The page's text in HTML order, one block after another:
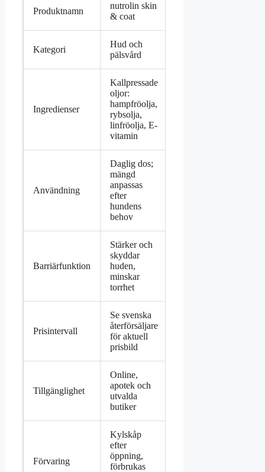
Produktnamn
nutrolin skin
& coat
Kategori
Hud och
pälsvård
Ingredienser
Kallpressade
oljor:
hampfröolja,
rybsolja,
linfröolja, E-
vitamin
Användning
Daglig dos;
mängd
anpassas
efter
hundens
behov
Barriärfunktion
Stärker och
skyddar
huden,
minskar
torrhet
Prisintervall
Se svenska
återförsäljare
för aktuell
prisbild
Tillgänglighet
Online,
apotek och
utvalda
butiker
Förvaring
Kylskåp
efter
öppning,
förbrukas